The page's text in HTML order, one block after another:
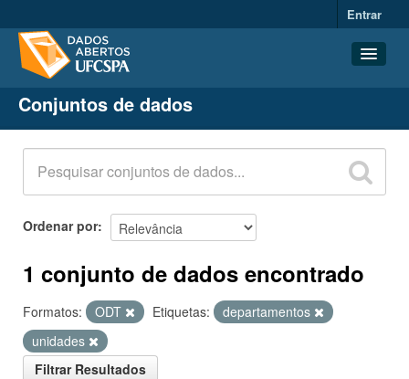
Entrar
Conjuntos de dados
Organizações
Grupos
Sobre
Conjuntos de dados
Ordenar por
1 conjunto de dados encontrado
Formatos: ODT Etiquetas:
departamentos
unidades
Filtrar Resultados